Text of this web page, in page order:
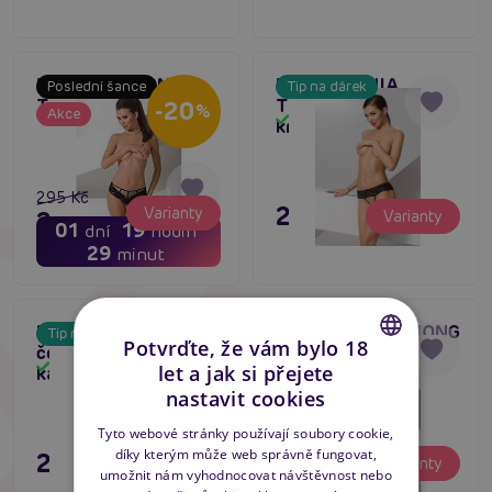
Poslední šance
Akce
-20%
01 dní 19 hodin
29 minut
Passion ANTONINA
Thong černé kalhotky
Skladem
295 Kč
236 Kč Varianty
Tip na dárek
Passion SENIA
THONG černé
krajkové kalhotky
295 Kč Varianty
Tip na dárek
Passion NAJA THONG
černé krajkové
kalhotky
295 Kč Varianty
5
Passion ABLA THONG
černé krajkové
kalhotky
Skladem
295 Kč Varianty
ENGLISH
Potvrďte, že vám bylo 18
let a jak si přejete
nastavit cookies
Tyto webové stránky používají soubory cookie,
díky kterým může web správně fungovat,
umožnit nám vyhodnocovat návštěvnost nebo